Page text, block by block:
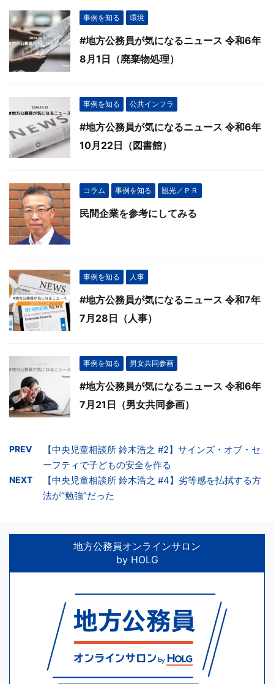
事例を知る 環境
#地方公務員が気になるニュース 令和6年
8月1日（廃棄物処理）
事例を知る 公共インフラ
#地方公務員が気になるニュース 令和6年
10月22日（図書館）
コラム 事例を知る 観光／ＰＲ
民間企業を参考にしてみる
事例を知る 人事
#地方公務員が気になるニュース 令和7年
7月28日（人事）
事例を知る 男女共同参画
#地方公務員が気になるニュース 令和6年
7月21日（男女共同参画）
PREV
【中央児童相談所 鈴木浩之 #2】サインズ・オブ・セ
ーフティで子どもの安全を作る
NEXT
【中央児童相談所 鈴木浩之 #4】劣等感を払拭する方
法が“勉強”だった
地方公務員オンラインサロン
by HOLG